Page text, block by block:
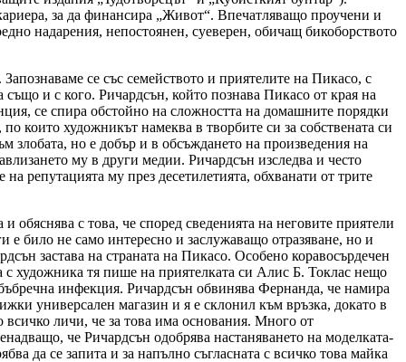
за да финансира „Живот“. Впечатляващо проучени и
надарения, непостоянен, суеверен, обичащ бикоборството
се със семейството и приятелите на Пикасо, с
и с кого. Ричардсън, който познава Пикасо от края на
се спира обстойно на сложността на домашните порядки
които художникът намеква в творбите си за собствената си
злобата, но е добър и в обсъждането на произведения на
му в други медии. Ричардсън изследва и често
репутацията му през десетилетията, обхванати от трите
обяснява с това, че според сведенията на неговите приятели
било не само интересно и заслужаващо отразяване, но и
застава на страната на Пикасо. Особено коравосърдечен
художника тя пише на приятелката си Алис Б. Токлас нещо
инфекция. Ричардсън обвинява Фернанда, че намира
универсален магазин и я е склонил към връзка, докато в
личи, че за това има основания. Много от
че Ричардсън одобрява настаняването на моделката-
да се запита и за напълно съгласната с всичко това майка